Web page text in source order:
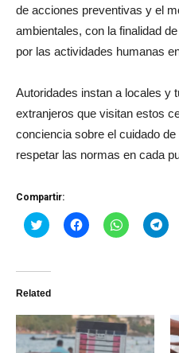
de acciones preventivas y el
ambientales, con la finalidad
por las actividades humanas
Autoridades instan a locales y
extranjeros que visitan estos
conciencia sobre el cuidado
respetar las normas en cada
Compartir:
Haz
clic
Twitter
abre
una
ventana
nueva)
Haz
clic
una
ventana
nueva)
Haz
clic
una
ventana
nueva)
Haz
clic
Related